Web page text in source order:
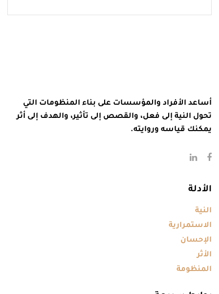
أساعد الأفراد والمؤسسات على بناء المنظومات التي
تحول النية إلى فعل، والقصص إلى تأثير، والهدف إلى أثر
يمكنك قياسه وروايته.
الأدلة
النية
الاستمرارية
الإحسان
الأثر
المنظومة